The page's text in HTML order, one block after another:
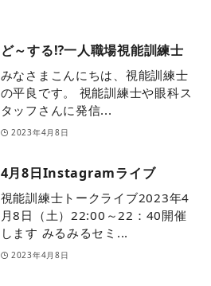
ど～する⁉一人職場視能訓練士
みなさまこんにちは、視能訓練士
の平良です。 視能訓練士や眼科ス
タッフさんに発信...
2023年4月8日
4月8日Instagramライブ
視能訓練士トークライブ2023年4
月8日（土）22:00～22：40開催
します みるみるセミ...
2023年4月8日